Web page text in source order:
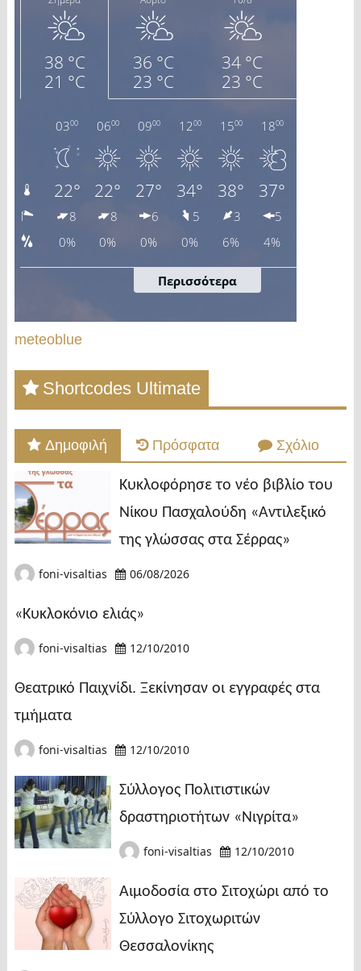
meteoblue
Shortcodes Ultimate
Δημοφιλή Πρόσφατα Σχόλιο
Κυκλοφόρησε το νέο βιβλίο του
Νίκου Πασχαλούδη «Αντιλεξικό
της γλώσσας στα Σέρρας»
foni-visaltias 06/08/2026
«Κυκλοκόνιο ελιάς»
foni-visaltias 12/10/2010
Θεατρικό Παιχνίδι. Ξεκίνησαν οι εγγραφές στα
τμήματα
foni-visaltias 12/10/2010
Σύλλογος Πολιτιστικών
δραστηριοτήτων «Νιγρίτα»
foni-visaltias 12/10/2010
Αιμοδοσία στο Σιτοχώρι από το
Σύλλογο Σιτοχωριτών
Θεσσαλονίκης